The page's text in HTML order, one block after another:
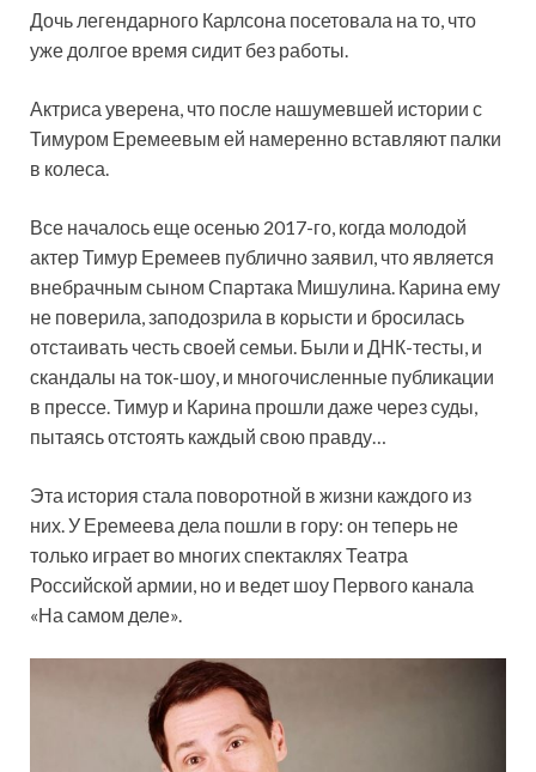
Дочь легендарного Карлсона посетовала на то, что
уже долгое время сидит без работы.
Актриса уверена, что после нашумевшей истории с
Тимуром Еремеевым ей намеренно вставляют палки
в колеса.
Все началось еще осенью 2017-го, когда молодой
актер Тимур Еремеев публично заявил, что является
внебрачным сыном Спартака Мишулина. Карина ему
не поверила, заподозрила в корысти и бросилась
отстаивать честь своей семьи. Были и ДНК-тесты, и
скандалы на ток-шоу, и многочисленные публикации
в прессе. Тимур и Карина прошли даже через суды,
пытаясь отстоять каждый свою правду…
Эта история стала поворотной в жизни каждого из
них. У Еремеева дела пошли в гору: он теперь не
только играет во многих спектаклях Театра
Российской армии, но и ведет шоу Первого канала
«На самом деле».